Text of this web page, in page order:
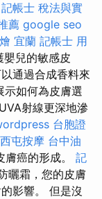
記帳士 稅法與實
薦 google seo
宜蘭 記帳士 用
嬰兒的敏感皮
通過合成香料來
示如何為皮膚選
UVA射線更深地滲
台胞證
西屯按摩 台中油
癌的形成。 記
曬霜，您的皮膚
影響。 但是沒